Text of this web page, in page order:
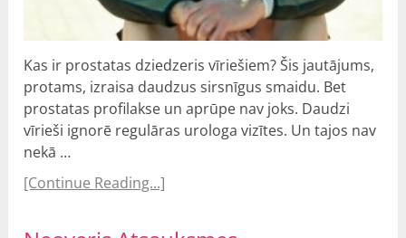
Kas ir prostatas dziedzeris vīriešiem? Šis jautājums,
protams, izraisa daudzus sirsnīgus smaidu. Bet
prostatas profilakse un aprūpe nav joks. Daudzi
vīrieši ignorē regulāras urologa vizītes. Un tajos nav
nekā …
[Continue Reading...]